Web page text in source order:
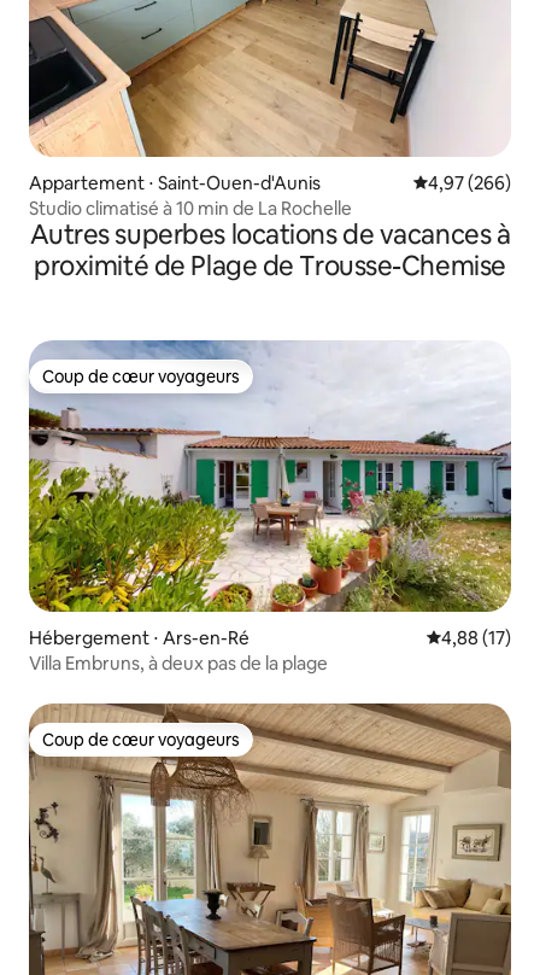
Appartement ⋅ Saint-Ouen-d'Aunis Évaluation
4,97 (266)
Studio climatisé à 10 min de La Rochelle
Autres superbes locations de vacances à
proximité de Plage de Trousse-Chemise
Coup de cœur voyageurs
Coup de cœur voyageurs
Hébergement ⋅ Ars-en-Ré Évaluation
4,88 (17)
Villa Embruns, à deux pas de la plage
Coup de cœur voyageurs
Coup de cœur voyageurs